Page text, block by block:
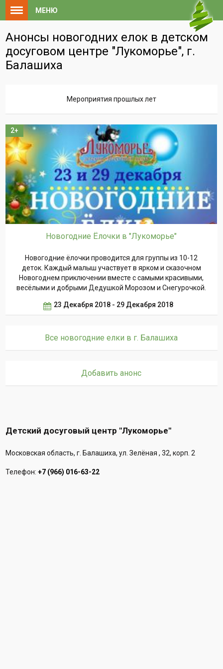
МЕНЮ
Анонсы новогодних елок в детском
досуговом центре "Лукоморье", г.
Балашиха
Мероприятия прошлых лет
2+
Новогодние Ёлочки в "Лукоморье"
Новогодние ёлочки проводится для группы из 10-12
деток. Каждый малыш участвует в ярком и сказочном
Новогоднем приключении вместе с самыми красивыми,
весёлыми и добрыми Дедушкой Морозом и Снегурочкой.
23 Декабря 2018 - 29 Декабря 2018
Все новогодние елки в г. Балашиха
Добавить анонс
Детский досуговый центр "Лукоморье"
Московская область, г. Балашиха, ул. Зелёная , 32, корп. 2
Телефон:+7 (966) 016-63-22